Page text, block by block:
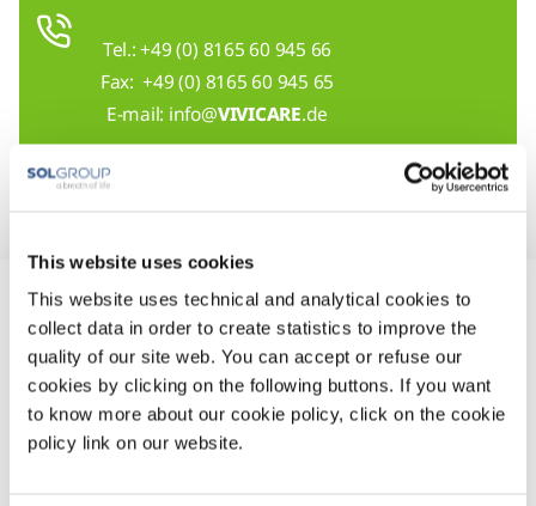
This website uses cookies
This website uses technical and analytical cookies to
collect data in order to create statistics to improve the
quality of our site web. You can accept or refuse our
cookies by clicking on the following buttons. If you want
to know more about our cookie policy, click on the cookie
policy link on our website.
Tel.: +49 (0) 8165 60 945 66
Fax: +49 (0) 8165 60 945 65
E-mail: info@VIVICARE.de
Ihr VIVICARE Plus: Kompetenz,
Entlastung & Transparenz